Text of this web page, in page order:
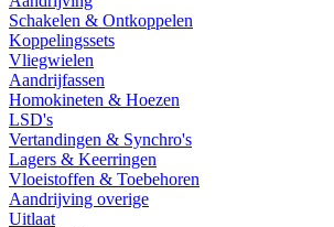
Schakelen & Ontkoppelen
Koppelingssets
Vliegwielen
Aandrijfassen
Homokineten & Hoezen
LSD's
Vertandingen & Synchro's
Lagers & Keerringen
Vloeistoffen & Toebehoren
Aandrijving overige
Uitlaat